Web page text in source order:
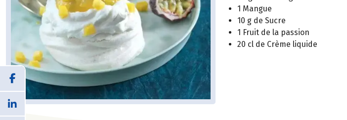
1 Mangue
10 g de Sucre
1 Fruit de la passion
20 cl de Crème liquide